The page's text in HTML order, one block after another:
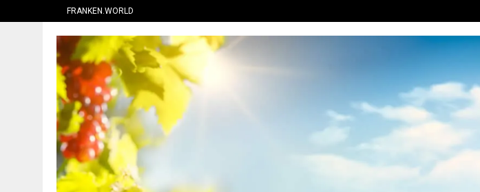
FRANKEN.WORLD